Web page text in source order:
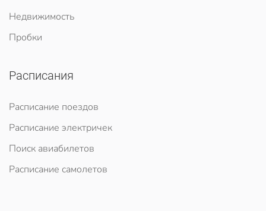
Недвижимость
Пробки
Расписания
Расписание поездов
Расписание электричек
Поиск авиабилетов
Расписание самолетов